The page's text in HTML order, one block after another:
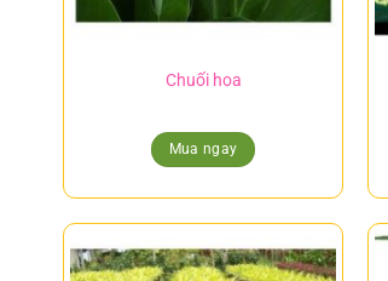
Chuối hoa
Mua ngay